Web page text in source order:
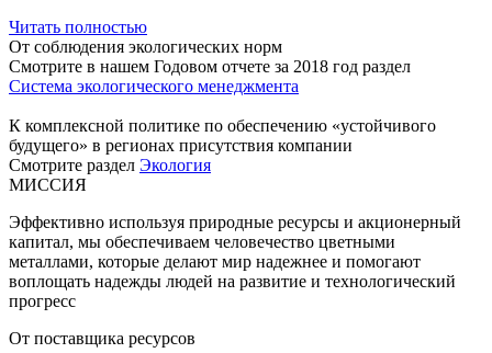
Читать полностью
От соблюдения экологических норм
Смотрите в нашем Годовом отчете за 2018 год раздел
Система экологического менеджмента
К комплексной политике по обеспечению «устойчивого
будущего» в регионах присутствия компании
Смотрите раздел Экология
МИССИЯ
Эффективно используя природные ресурсы и акционерный
капитал, мы обеспечиваем человечество цветными
металлами, которые делают мир надежнее и помогают
воплощать надежды людей на развитие и технологический
прогресс
От поставщика ресурсов